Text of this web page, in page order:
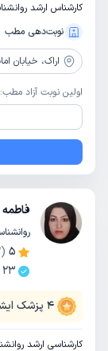
کارشناس ارشد
نوبت‌دهی مطب
اراک، خیابان امام
اولین نوبت آزاد مطب:
5
(
23
4 پزشک
کارشناسی ارشد